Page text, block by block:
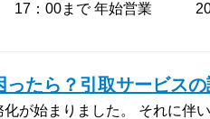
：00まで 年始営業
たら？引取サービス
が始まりました。 それに伴